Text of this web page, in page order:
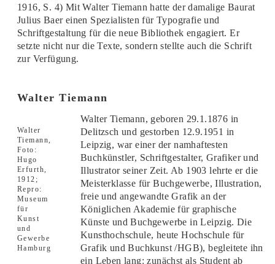
1916, S. 4) Mit Walter Tiemann hatte der damalige Baurat
Julius Baer einen Spezialisten für Typografie und
Schriftgestaltung für die neue Bibliothek engagiert. Er
setzte nicht nur die Texte, sondern stellte auch die Schrift
zur Verfügung.
Walter Tiemann
Walter
Tiemann,
Foto:
Hugo
Erfurth,
1912;
Repro:
Museum
für
Kunst
und
Gewerbe
Hamburg
Walter Tiemann, geboren 29.1.1876 in
Delitzsch und gestorben 12.9.1951 in
Leipzig, war einer der namhaftesten
Buchkünstler, Schriftgestalter, Grafiker und
Illustrator seiner Zeit. Ab 1903 lehrte er die
Meisterklasse für Buchgewerbe, Illustration,
freie und angewandte Grafik an der
Königlichen Akademie für graphische
Künste und Buchgewerbe in Leipzig. Die
Kunsthochschule, heute Hochschule für
Grafik und Buchkunst /HGB), begleitete ihn
ein Leben lang: zunächst als Student ab